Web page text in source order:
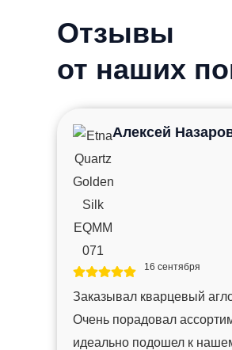
Отзывы
от наших
Алексей
16 сентября
Заказывал кварцевый
Очень порадовал
идеально подошел к